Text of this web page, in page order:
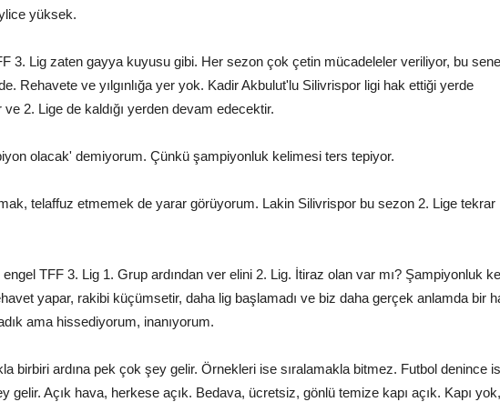
yüksek.
3. Lig zaten gayya kuyusu gibi. Her sezon çok çetin mücadeleler veriliyor, bu
Rehavete ve yılgınlığa yer yok. Kadir Akbulut'lu Silivrispor ligi hak ettiği yerde
2. Lige de kaldığı yerden devam edecektir.
olacak' demiyorum. Çünkü şampiyonluk kelimesi ters tepiyor.
telaffuz etmemek de yarar görüyorum. Lakin Silivrispor bu sezon 2. Lige tekrar
TFF 3. Lig 1. Grup ardından ver elini 2. Lig. İtiraz olan var mı? Şampiyonluk
yapar, rakibi küçümsetir, daha lig başlamadı ve biz daha gerçek anlamda bir
ama hissediyorum, inanıyorum.
birbiri ardına pek çok şey gelir. Örnekleri ise sıralamakla bitmez. Futbol denince
gelir. Açık hava, herkese açık. Bedava, ücretsiz, gönlü temize kapı açık. Kapı yok,